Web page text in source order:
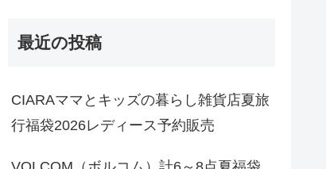
最近の投稿
CIARAママとキッズの暮らし雑貨店夏旅
行福袋2026レディース予約販売